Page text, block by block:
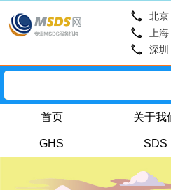
北
上
深
首页 关于我
GHS SDS